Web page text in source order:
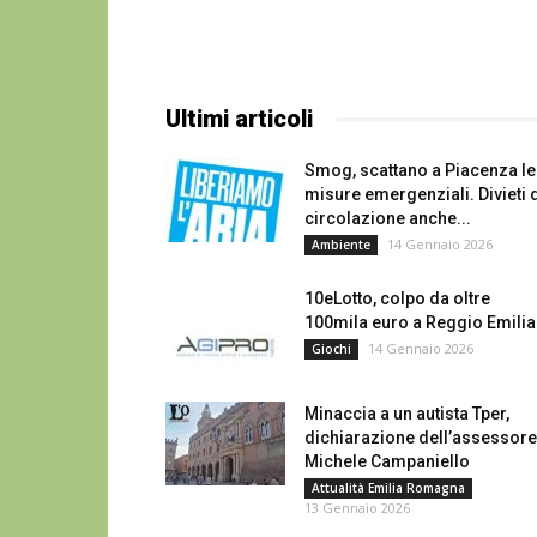
Ultimi articoli
Smog, scattano a Piacenza le
misure emergenziali. Divieti
circolazione anche...
Ambiente 14 Gennaio 2026
10eLotto, colpo da oltre
100mila euro a Reggio Emilia
Giochi 14 Gennaio 2026
Minaccia a un autista Tper,
dichiarazione dell’assessore
Michele Campaniello
Attualità Emilia Romagna
13 Gennaio 2026